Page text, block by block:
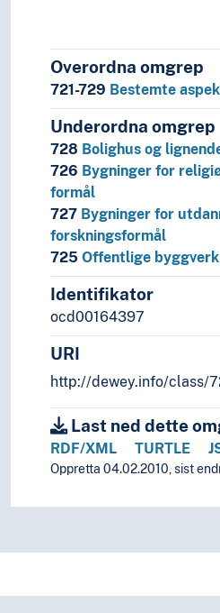
Overordna omgrep
721-729 Bestemte
Underordna omgrep
728 Bolighus og
726 Bygninger for
formål
727 Bygninger for
forskningsformål
725 Offentlige byggverk
Identifikator
ocd00164397
URI
http://dewey.info/class/
Last ned dette
RDF/XML TURTLE
Oppretta 04.02.2010, sist